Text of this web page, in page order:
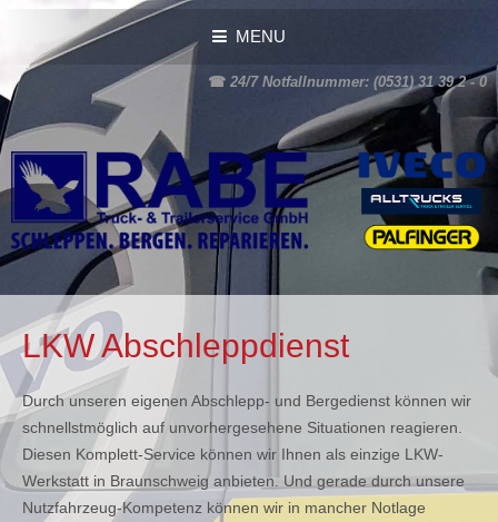
MENU
☎ 24/7 Notfallnummer: (0531) 31 39 2 - 0
LKW Abschleppdienst
Durch unseren eigenen Abschlepp- und Bergedienst können wir
schnellstmöglich auf unvorhergesehene Situationen reagieren.
Diesen Komplett-Service können wir Ihnen als einzige LKW-
Werkstatt in Braunschweig anbieten. Und gerade durch unsere
Nutzfahrzeug-Kompetenz können wir in mancher Notlage